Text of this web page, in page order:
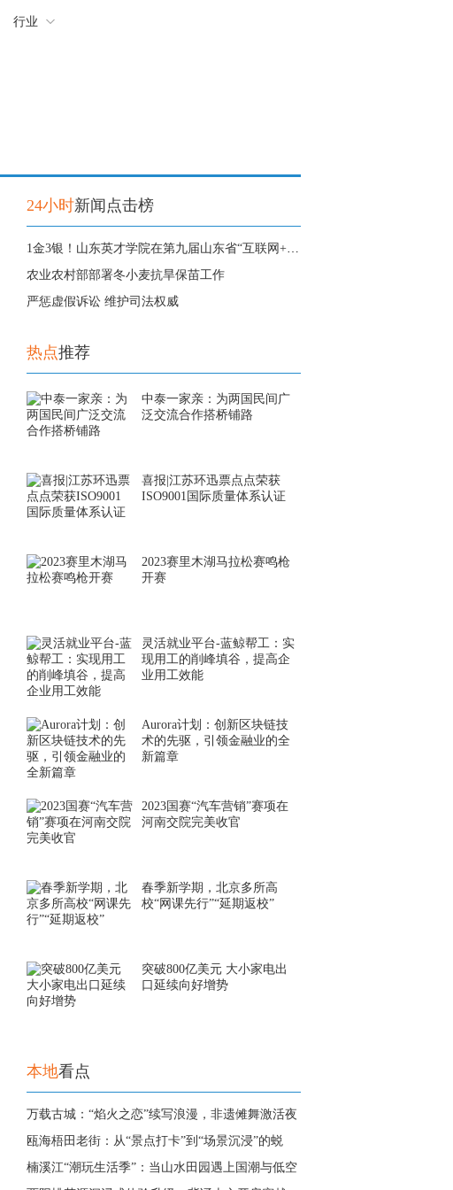
行业
24小时新闻点击榜
1金3银！山东英才学院在第九届山东省“互联网+”大学生创新创业大赛中获得
农业农村部部署冬小麦抗旱保苗工作
严惩虚假诉讼 维护司法权威
热点推荐
中泰一家亲：为两国民间广
泛交流合作搭桥铺路
喜报|江苏环迅票点点荣获
ISO9001国际质量体系认证
2023赛里木湖马拉松赛鸣枪
开赛
灵活就业平台-蓝鲸帮工：实
现用工的削峰填谷，提高企
业用工效能
Aurora计划：创新区块链技
术的先驱，引领金融业的全
新篇章
2023国赛“汽车营销”赛项在
河南交院完美收官
春季新学期，北京多所高
校“网课先行”“延期返校”
突破800亿美元 大小家电出
口延续向好增势
本地看点
万载古城：“焰火之恋”续写浪漫，非遗傩舞激活夜
瓯海梧田老街：从“景点打卡”到“场景沉浸”的蜕
楠溪江“潮玩生活季”：当山水田园遇上国潮与低空